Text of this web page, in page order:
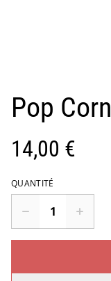
Pop Corn
14,00 €
QUANTITÉ